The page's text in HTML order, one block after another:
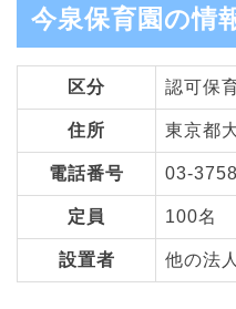
今泉保育園の情
区分 認可保
住所 東京都
電話番号 03-
定員 100名
設置者 他の法人